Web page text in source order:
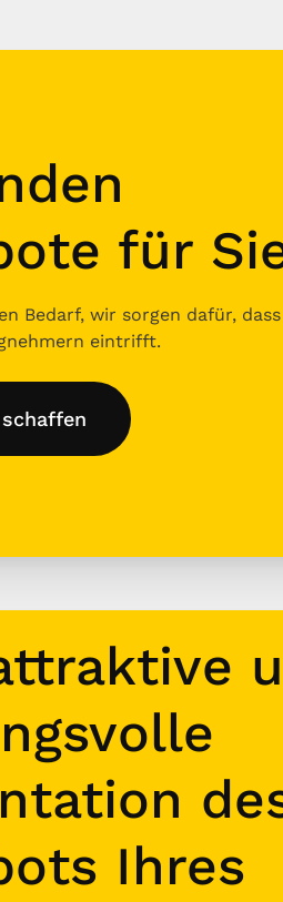
für
Bedarf, wir sorgen dafür,
eintrifft.
Ihres